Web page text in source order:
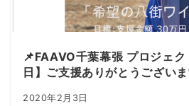
📌FAAVO千葉幕張 プロジェ
日】ご支援ありがとうございま
2020年2月3日